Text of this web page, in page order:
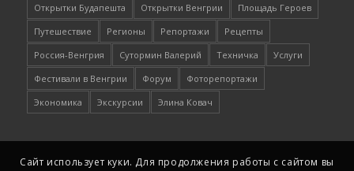
Открытки Будапешта
Открытки Венгрии
Площадь Героев
Путешествие
Регионы Репортажи
Рецепты
Россия-Венгрия
Сутормин Валерий Техничка
Услуги
Фестивали в Венгрии
Форум
Фоторепортажи
Экономика
Экскурсии Элина Ковач
Сайт использует куки. Для продолжения работы с сайтом вы